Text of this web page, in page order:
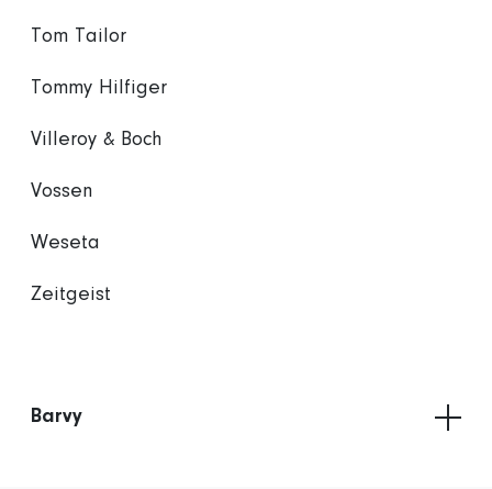
Tom Tailor
Tommy Hilfiger
Villeroy & Boch
Vossen
Weseta
Zeitgeist
Barvy